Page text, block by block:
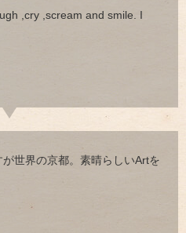
,cry ,scream and smile. I
世界の京都。素晴らしいArtを